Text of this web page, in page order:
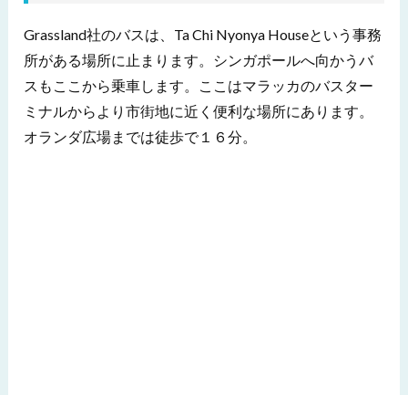
Grassland社のバスは、Ta Chi Nyonya Houseという事務
所がある場所に止まります。シンガポールへ向かうバ
スもここから乗車します。ここはマラッカのバスター
ミナルからより市街地に近く便利な場所にあります。
オランダ広場までは徒歩で１６分。